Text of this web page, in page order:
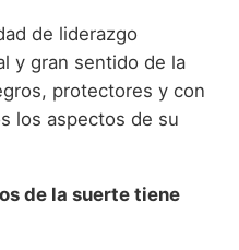
de liderazgo
y gran sentido de la
protectores y con
los aspectos de su
de la suerte tiene